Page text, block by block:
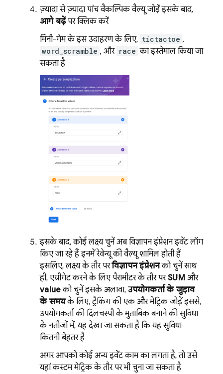
ज़्यादा से ज़्यादा पांच वैकल्पिक वैल्यू जोड़ें. इसके बाद,
आगे बढ़ेंपर क्लिक करें.
मिनी-गेम के इस उदाहरण के लिए, tictactoe ,
word_scramble , और race का इस्तेमाल किया जा
सकता है.
इसके बाद, कोई लक्ष्य चुनें. अब विज्ञापन इंप्रेशन इवेंट लॉग
किए जा रहे हैं. इनमें रेवेन्यू की वैल्यू शामिल होती हैं.
इसलिए, लक्ष्य के तौर परविज्ञापन इंप्रेशनको चुनें. साथ
ही, एग्रीगेट करने के लिए पैरामीटर के तौर परSUMऔर
valueको चुनें. इसके अलावा,उपयोगकर्ता के जुड़ाव
के समयके लिए, ट्रैकिंग की एक और मेट्रिक जोड़ें. इससे,
उपयोगकर्ता की दिलचस्पी के मुताबिक बनाने की सुविधा
के नतीजों में, यह देखा जा सकता है कि यह सुविधा
कितनी बेहतर है.
अगर आपको कोई अन्य इवेंट काम का लगता है, तो उसे
यहां कस्टम मेट्रिक के तौर पर भी चुना जा सकता है.